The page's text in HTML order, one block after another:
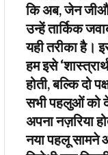
कि अब, जेन
उन्हें तार्किक
यही तरीका है।
हम इसे
होती, बल्कि दो
सभी पहलुओं को
अपना नज़रिया
नया पहलू सामने